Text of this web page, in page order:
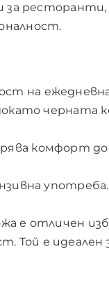
за
на
черната
комфорт
употреба.
е отличен
е идеален